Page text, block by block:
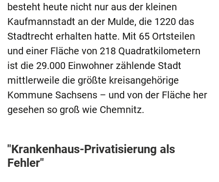
besteht heute nicht nur aus der kleinen
Kaufmannstadt an der Mulde, die 1220 das
Stadtrecht erhalten hatte. Mit 65 Ortsteilen
und einer Fläche von 218 Quadratkilometern
ist die 29.000 Einwohner zählende Stadt
mittlerweile die größte kreisangehörige
Kommune Sachsens – und von der Fläche her
gesehen so groß wie Chemnitz.
"Krankenhaus-Privatisierung als
Fehler"